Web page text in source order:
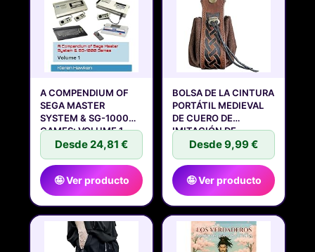
A COMPENDIUM OF
SEGA MASTER
SYSTEM & SG-1000
GAMES: VOLUME 1
Desde 24,81 €
🤪 Ver producto
BOLSA DE LA CINTURA
PORTÁTIL MEDIEVAL
DE CUERO DE
IMITACIÓN DE
Desde 9,99 €
🤪 Ver producto